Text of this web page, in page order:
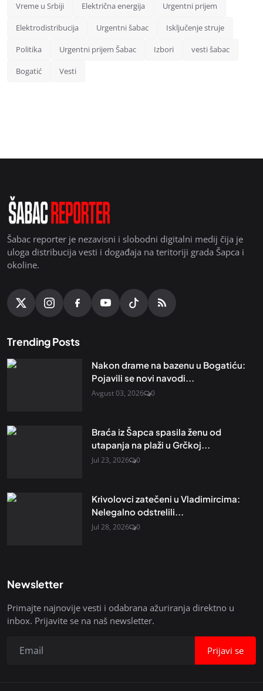
Vreme u Srbiji Električna energija Urgentni prijem
Elektrodistribucija Urgentni šabac Isključenje struje
Politika Urgentni prijem Šabac Izbori vesti šabac
Bogatić Vesti
Šabac reporter je nezavisni i slobodni digitalni medij čija je
uloga distribucija vesti i događaja na teritoriji grada Šapca i
okoline.
Trending Posts
Nakon drame na bazenu u Bogatiću:
Pojavili se novi navodi...
Avgust 03, 2026 0
Braća iz Šapca spasila ženu od
utapanja na plaži u Grčkoj...
Jul 23, 2026 0
Krivolovci zatečeni u Vladimircima:
Nelegalno odstrelili...
Jul 28, 2026 0
Newsletter
Primajte najnovije vesti i odabrana ažuriranja direktno u
inbox. Prijavite se na naš newsletter.
Prijavi se